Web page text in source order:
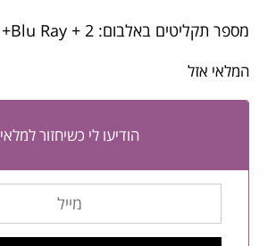
מספר תקליטים באלבום: 2 + 2CD +Blu Ray
המלאי אזל
הודיעו לי כשיחזור למלאי